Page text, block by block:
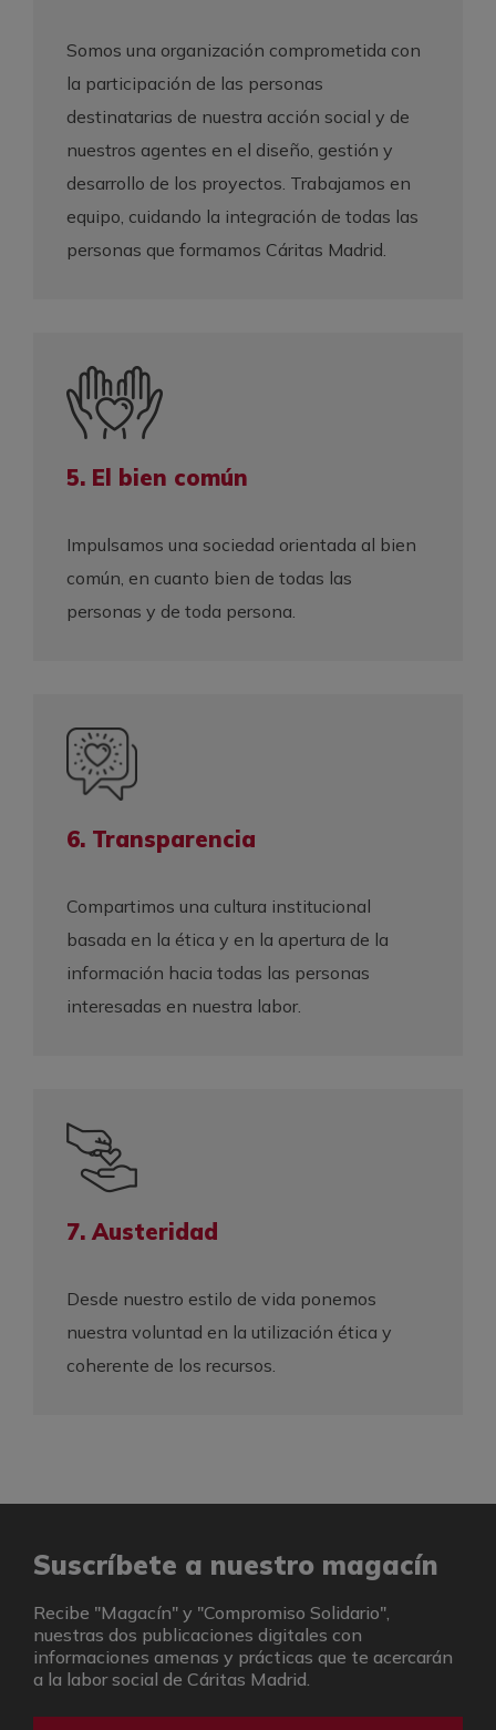
Somos una organización comprometida con
la participación de las personas
destinatarias de nuestra acción social y de
nuestros agentes en el diseño, gestión y
desarrollo de los proyectos. Trabajamos en
equipo, cuidando la integración de todas las
personas que formamos Cáritas Madrid.
5. El bien común
Impulsamos una sociedad orientada al bien
común, en cuanto bien de todas las
personas y de toda persona.
6. Transparencia
Compartimos una cultura institucional
basada en la ética y en la apertura de la
información hacia todas las personas
interesadas en nuestra labor.
7. Austeridad
Desde nuestro estilo de vida ponemos
nuestra voluntad en la utilización ética y
coherente de los recursos.
Suscríbete a nuestro magacín
Recibe "Magacín" y "Compromiso Solidario",
nuestras dos publicaciones digitales con
informaciones amenas y prácticas que te acercarán
a la labor social de Cáritas Madrid.